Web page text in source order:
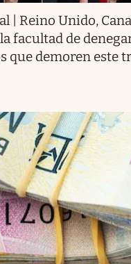
| Reino Unido,
facultad de
que demoren este